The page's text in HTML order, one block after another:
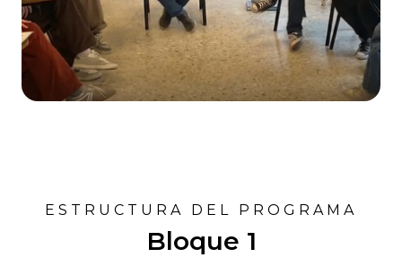
ESTRUCTURA DEL PROGRAMA
Bloque 1